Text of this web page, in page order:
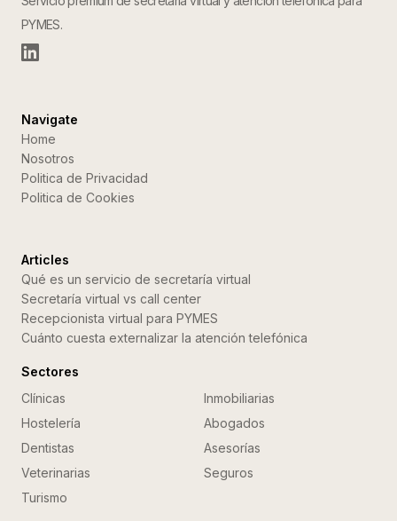
PYMES.
Navigate
Home
Nosotros
Politica de Privacidad
Politica de Cookies
Articles
Qué es un servicio de secretaría virtual
Secretaría virtual vs call center
Recepcionista virtual para PYMES
Cuánto cuesta externalizar la atención telefónica
Sectores
Clínicas
Inmobiliarias
Hostelería
Abogados
Dentistas
Asesorías
Veterinarias
Seguros
Turismo